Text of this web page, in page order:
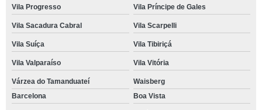
Vila Progresso Vila Príncipe de Gales
Vila Sacadura Cabral Vila Scarpelli
Vila Suíça Vila Tibiriçá
Vila Valparaíso Vila Vitória
Várzea do Tamanduateí
Waisberg
Barcelona
Boa Vista